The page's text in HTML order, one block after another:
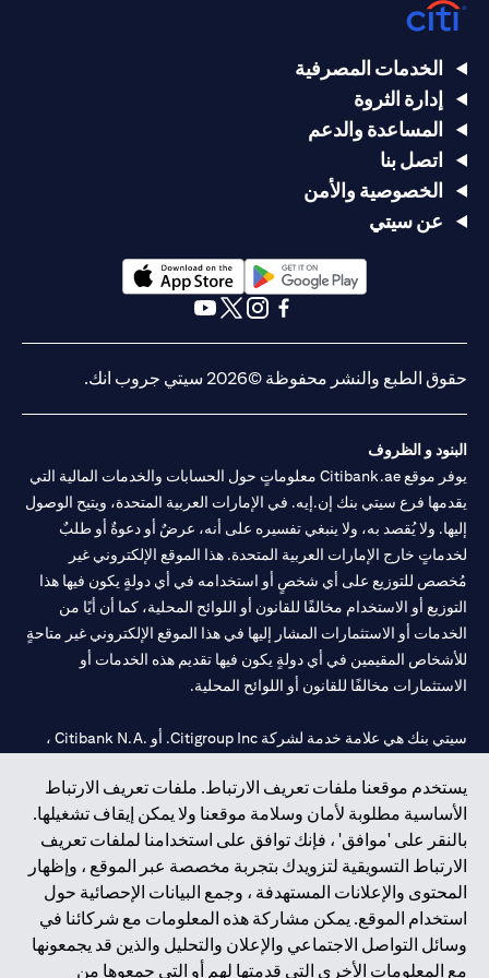
يستخدم موقعنا ملفات تعريف الارتباط. ملفات تعريف الارتباط
الأساسية مطلوبة لأمان وسلامة موقعنا ولا يمكن إيقاف تشغيلها.
بالنقر على 'موافق' ، فإنك توافق على استخدامنا لملفات تعريف
الارتباط التسويقية لتزويدك بتجربة مخصصة عبر الموقع ، وإظهار
المحتوى والإعلانات المستهدفة ، وجمع البيانات الإحصائية حول
استخدام الموقع. يمكن مشاركة هذه المعلومات مع شركائنا في
وسائل التواصل الاجتماعي والإعلان والتحليل والذين قد يجمعونها
مع المعلومات الأخرى التي قدمتها لهم أو التي جمعوها من
الخدمات المصرفية
إدارة الثروة
المساعدة والدعم
اتصل بنا
الخصوصية والأمن
عن سيتي
(opens in a new tab)
حقوق الطبع والنشر محفوظة ©2026 سيتي جروب انك.
البنود و الظروف
يوفر موقع Citibank.ae معلوماتٍ حول الحسابات والخدمات المالية التي
يقدمها فرع سيتي بنك إن.إيه. في الإمارات العربية المتحدة، ويتيح الوصول
إليها. ولا يُقصد به، ولا ينبغي تفسيره على أنه، عرضٌ أو دعوةٌ أو طلبٌ
لخدماتٍ خارج الإمارات العربية المتحدة. هذا الموقع الإلكتروني غير
مُخصص للتوزيع على أي شخصٍ أو استخدامه في أي دولةٍ يكون فيها هذا
التوزيع أو الاستخدام مخالفًا للقانون أو اللوائح المحلية، كما أن أيًا من
الخدمات أو الاستثمارات المشار إليها في هذا الموقع الإلكتروني غير متاحةٍ
للأشخاص المقيمين في أي دولةٍ يكون فيها تقديم هذه الخدمات أو
الاستثمارات مخالفًا للقانون أو اللوائح المحلية.
سيتي بنك هي علامة خدمة لشركة Citigroup Inc. أو .Citibank N.A ،
سيتي بنك إن. إيه. الإمارات مسجل لدى مصرف الإمارات المركزي تحت
أرقام التراخيص 202563 لفرع الوصل في دبي، 531989 لفرع مول
الإمارات في دبي، وCN-1002019لفرع أبوظبي. هاتف: 4000 311 04.
فرع سيتي بنك إن إيه - الإمارات العربية المتحدة مرخص من مصرف
الإمارات العربية المتحدة المركزي كفرع لبنك أجنبي.
سيتي بنك إن إيه الإمارات العربية المتحدة مرخص من هيئة الأوراق المالية
والسلع في الإمارات العربية المتحدة ("SCA") للقيام بالنشاط المالي لـ أ)